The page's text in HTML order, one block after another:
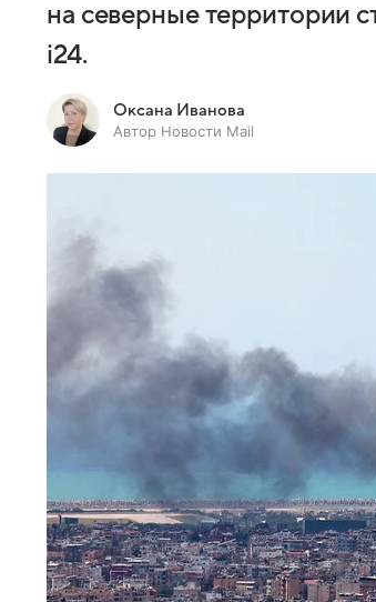
на северные территории
i24.
Оксана Иванова
Автор Новости Mail